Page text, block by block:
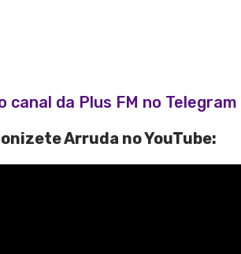
canal da Plus FM no Telegram
Arruda no YouTube: